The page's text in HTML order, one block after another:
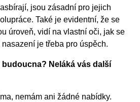
jsou zásadní pro jejich
Také je evidentní, že se
úroveň, vidí na vlastní oči, jak se
je třeba pro úspěch.
Neláká vás další
nemám ani žádné nabídky.